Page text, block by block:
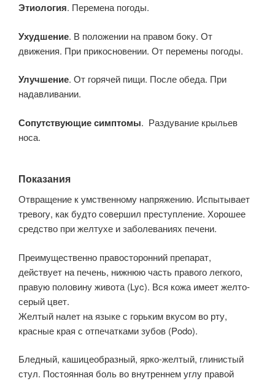
Этиология. Перемена погоды.
Ухудшение. В положении на правом боку. От
движения. При прикосновении. От перемены погоды.
Улучшение. От горячей пищи. После обеда. При
надавливании.
Сопутствующие симптомы. Раздувание крыльев
носа.
Показания
Отвращение к умственному напряжению. Испытывает
тревогу, как будто совершил преступление. Хорошее
средство при желтухе и заболеваниях печени.
Преимущественно правосторонний препарат,
действует на печень, нижнюю часть правого легкого,
правую половину живота (Lyc). Вся кожа имеет желто-
серый цвет.
Желтый налет на языке с горьким вкусом во рту,
красные края с отпечатками зубов (Podo).
Бледный, кашицеобразный, ярко-желтый, глинистый
стул. Постоянная боль во внутреннем углу правой